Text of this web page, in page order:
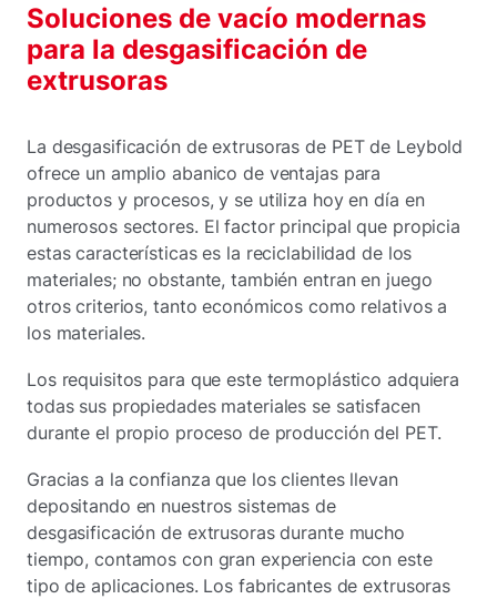
Soluciones de vacío modernas
para la desgasificación de
extrusoras
La desgasificación de extrusoras de PET de Leybold
ofrece un amplio abanico de ventajas para
productos y procesos, y se utiliza hoy en día en
numerosos sectores. El factor principal que propicia
estas características es la reciclabilidad de los
materiales; no obstante, también entran en juego
otros criterios, tanto económicos como relativos a
los materiales.
Los requisitos para que este termoplástico adquiera
todas sus propiedades materiales se satisfacen
durante el propio proceso de producción del PET.
Gracias a la confianza que los clientes llevan
depositando en nuestros sistemas de
desgasificación de extrusoras durante mucho
tiempo, contamos con gran experiencia con este
tipo de aplicaciones. Los fabricantes de extrusoras